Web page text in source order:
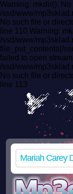
Warning: mkdir():
/ssd/www/
No such file or
line 110 Warning:
/ssd/www/
file_put_contents(/
failed to open
/ssd/www/
No such file or
line 113